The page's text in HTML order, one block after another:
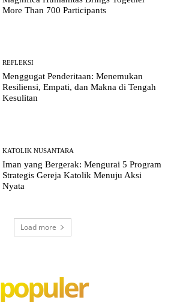
More Than 700 Participants
REFLEKSI
Menggugat Penderitaan: Menemukan
Resiliensi, Empati, dan Makna di Tengah
Kesulitan
KATOLIK NUSANTARA
Iman yang Bergerak: Mengurai 5 Program
Strategis Gereja Katolik Menuju Aksi
Nyata
Load more
populer